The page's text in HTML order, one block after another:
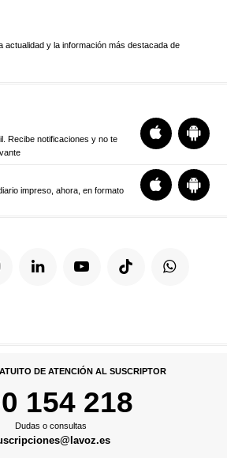
actualidad y la información más destacada de
Recibe notificaciones y no te
impreso, ahora, en formato
DE ATENCIÓN AL SUSCRIPTOR
154 218
Dudas o consultas